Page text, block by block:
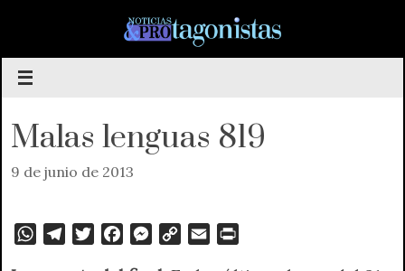
contenido
Malas lenguas 819
9 de junio de 2013
W
M